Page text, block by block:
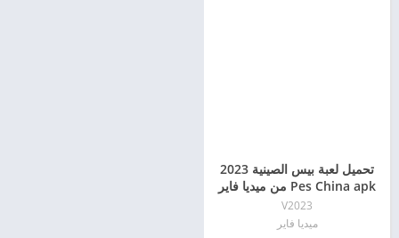
تحميل لعبة بيس الصينية 2023
Pes China apk من ميديا فاير
V2023
ميديا فاير